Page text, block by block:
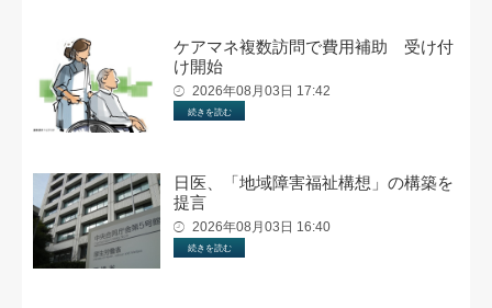
ケアマネ複数訪問で費用補助 受け付
け開始
2026年08月03日 17:42
続きを読む
日医、「地域障害福祉構想」の構築を
提言
2026年08月03日 16:40
続きを読む